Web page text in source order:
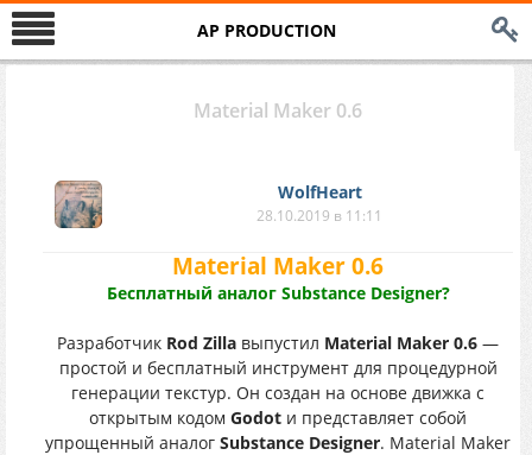
AP PRODUCTION
Material Maker 0.6
WolfHeart
28.10.2019 в 11:11
Material Maker 0.6
Бесплатный аналог Substance Designer?
Разработчик Rod Zilla выпустил Material Maker 0.6 —
простой и бесплатный инструмент для процедурной
генерации текстур. Он создан на основе движка с
открытым кодом Godot и представляет собой
упрощенный аналог Substance Designer. Material Maker